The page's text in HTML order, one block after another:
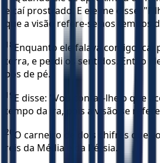
e caí prostrado. E ele me disse:
que a visão refere-se aos tempos
18 Enquanto ele falava comigo, caí
terra, e perdi os sentidos. Então
pôs de pé.
19 E disse: "Vou contar-lhe o que
tempo da ira, pois a visão se
20 O carneiro de dois chifres que
reis da Média e da Pérsia.